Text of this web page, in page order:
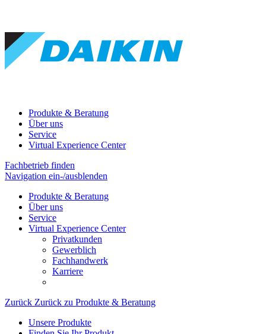
Produkte & Beratung
Über uns
Service
Virtual Experience Center
Fachbetrieb finden
Navigation ein-/ausblenden
Produkte & Beratung
Über uns
Service
Virtual Experience Center
Privatkunden
Gewerblich
Fachhandwerk
Karriere
Zurück Zurück zu Produkte & Beratung
Unsere Produkte